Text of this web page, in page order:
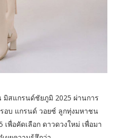
สแกรนด์ชัยภูมิ 2025 ผ่านการ
อบ แกรนด์ วอยซ์ ลูกทุ่งมหาชน
พื่อคัดเลือก ดาวดวงใหม่ เพื่อมา